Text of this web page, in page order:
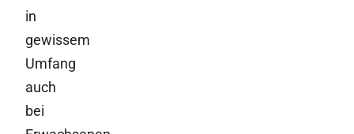
in
gewissem
Umfang
auch
bei